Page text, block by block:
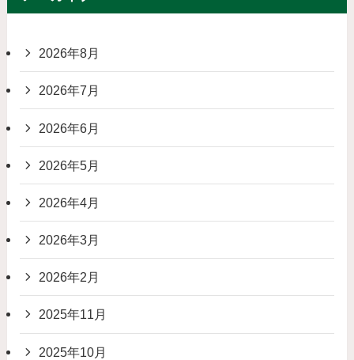
2026年8月
2026年7月
2026年6月
2026年5月
2026年4月
2026年3月
2026年2月
2025年11月
2025年10月